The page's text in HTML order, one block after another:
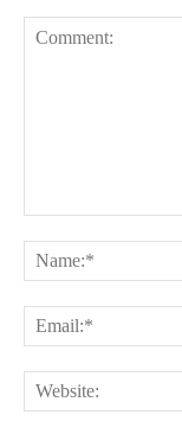
$100
Nullam eu
Orci varius